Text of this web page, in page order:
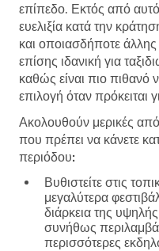
επίπεδο. Εκτός από
ευελιξία κατά την
και οποιασδήποτε
επίσης ιδανική για
καθώς είναι πιο πιθανό
επιλογή όταν πρόκειται
Ακολουθούν μερικές από
που πρέπει να κάνετε
περιόδου:
Βυθιστείτε στις
μεγαλύτερα
διάρκεια της
συνήθως
περισσότερες